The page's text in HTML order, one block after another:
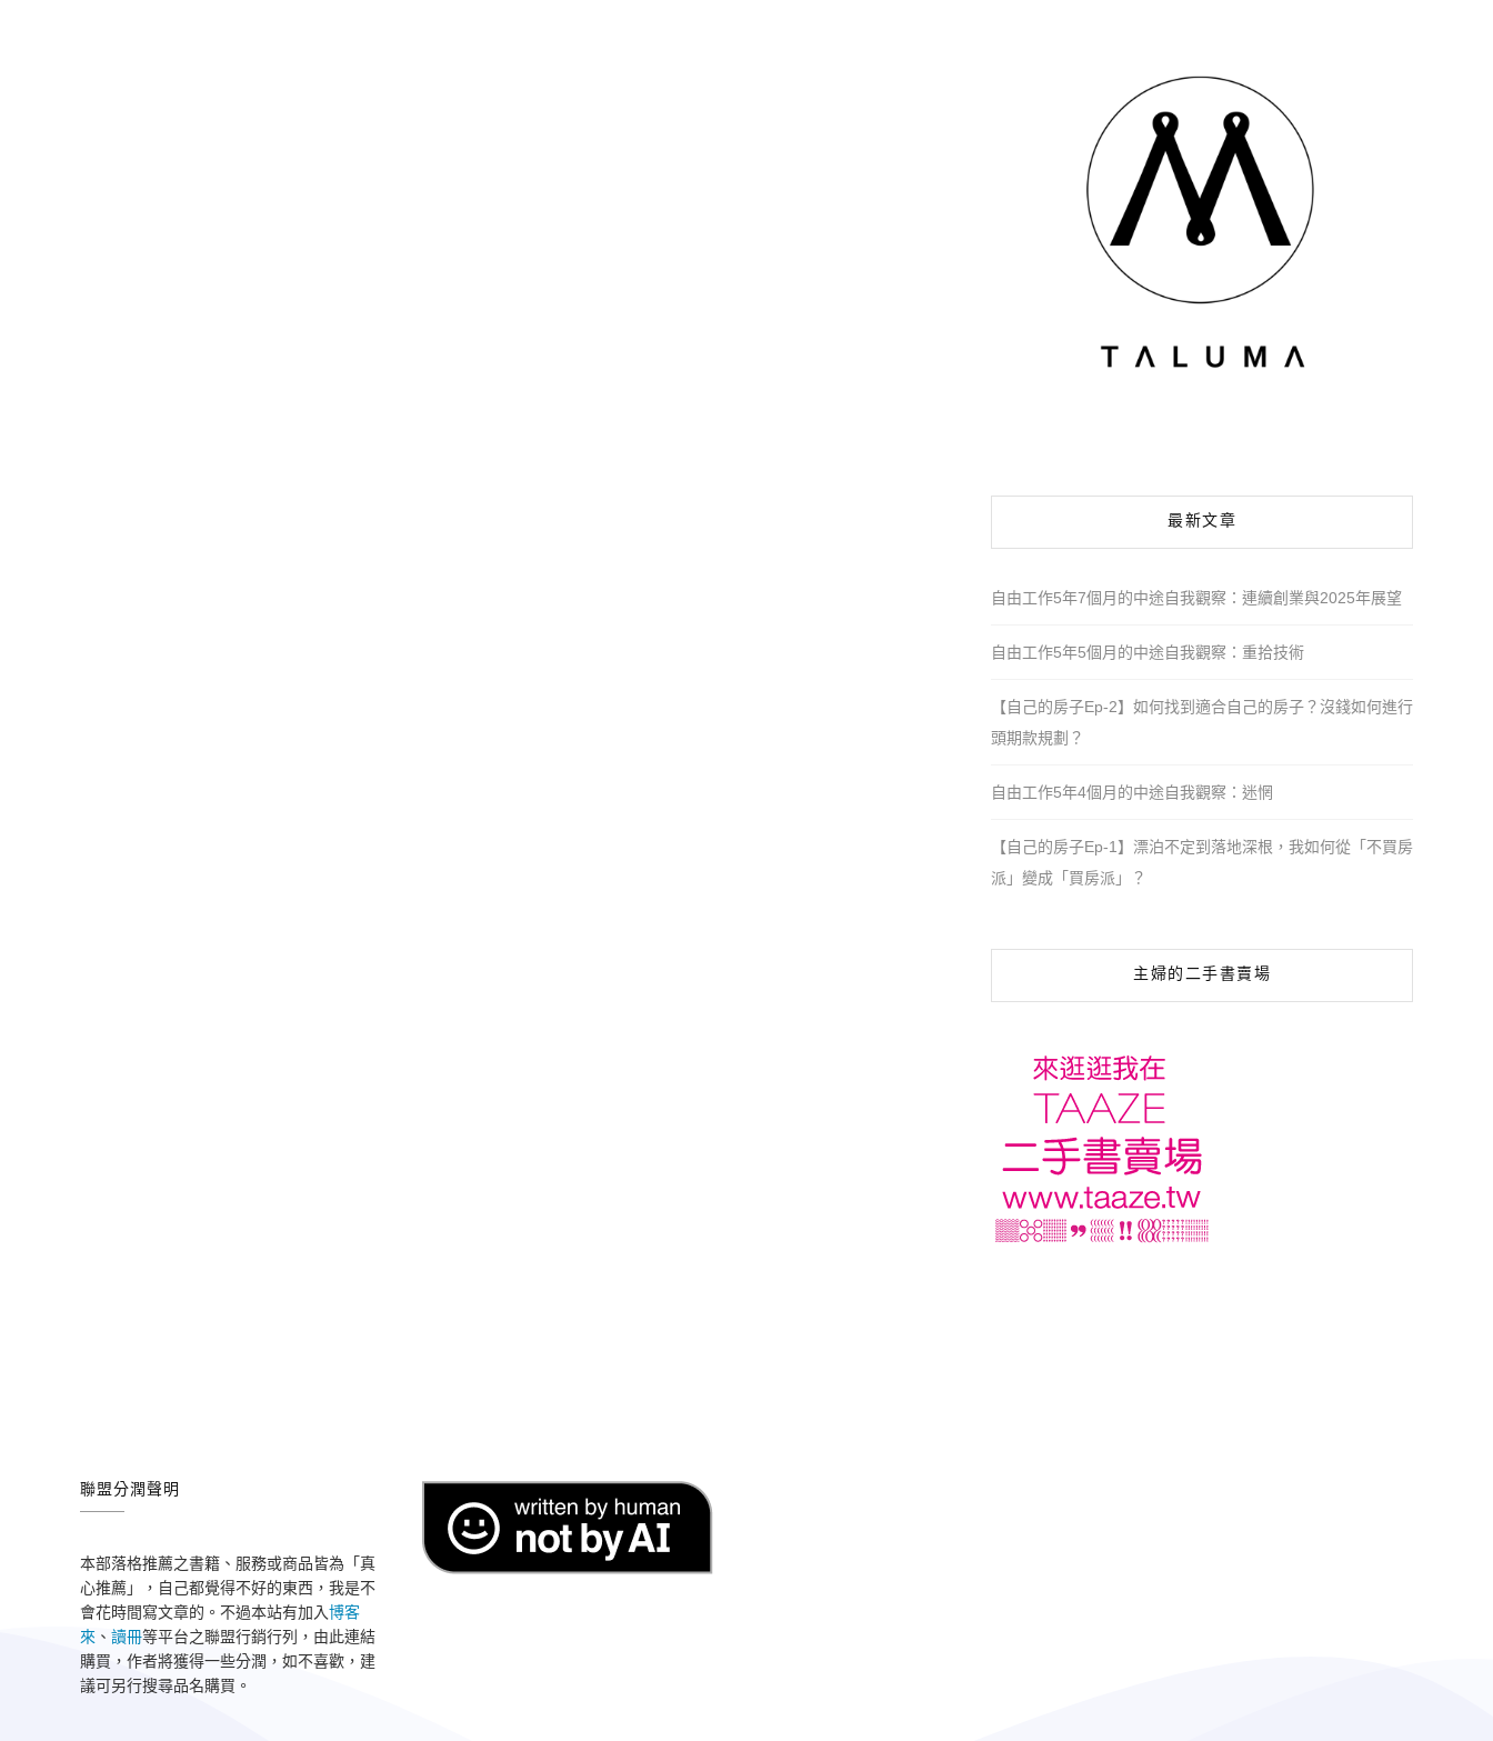
最新文章
自由工作5年7個月的中途自我觀察：連續創業與2025年展望
自由工作5年5個月的中途自我觀察：重拾技術
【自己的房子Ep-2】如何找到適合自己的房子？沒錢如何進行
頭期款規劃？
自由工作5年4個月的中途自我觀察：迷惘
【自己的房子Ep-1】漂泊不定到落地深根，我如何從「不買房
派」變成「買房派」？
主婦的二手書賣場
聯盟分潤聲明
本部落格推薦之書籍、服務或商品皆為「真
心推薦」，自己都覺得不好的東西，我是不
會花時間寫文章的。不過本站有加入博客
來 、 讀冊等平台之聯盟行銷行列，由此連結
購買，作者將獲得一些分潤，如不喜歡，建
議可另行搜尋品名購買。